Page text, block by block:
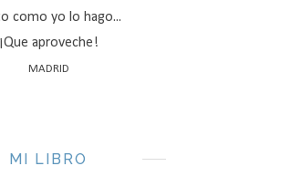
como yo lo hago...
¡Que aproveche!
MADRID
MI LIBRO